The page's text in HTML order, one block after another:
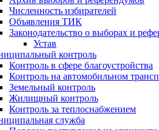
Численность избирателей
Объявления ТИК
Законодательство о выборах и
Устав
контроль
Контроль в сфере благоустройства
Контроль на автомобильном
Земельный контроль
Жилищный контроль
Контроль за теплоснабжением
служба